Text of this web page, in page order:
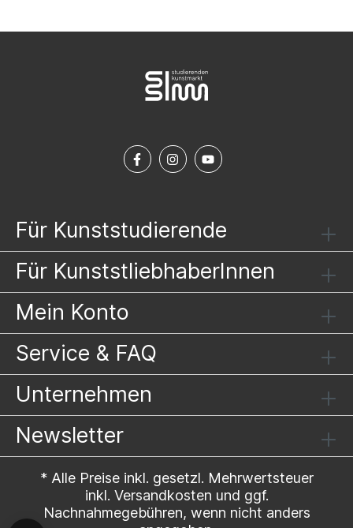
Für Kunststudierende
Für KunststliebhaberInnen
Mein Konto
Service & FAQ
Unternehmen
Newsletter
* Alle Preise inkl. gesetzl. Mehrwertsteuer
inkl. Versandkosten und ggf.
Nachnahmegebühren, wenn nicht anders